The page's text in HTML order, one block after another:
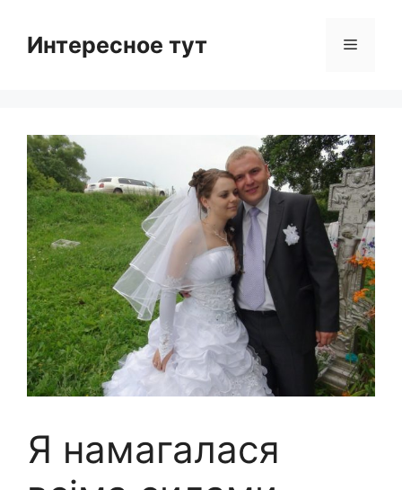
contentИнтересное тут Menu
Я намагалася